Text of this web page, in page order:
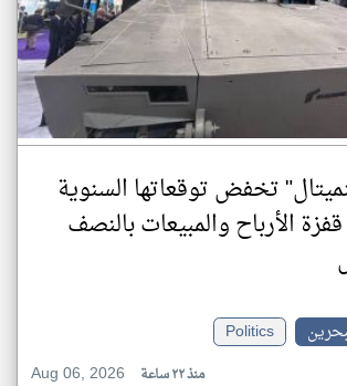
تخفض توقعاتها السنوية
الأرباح والمبيعات بالنصف
Politics
Aug 06, 2026
منذ ٢٢ ساعة